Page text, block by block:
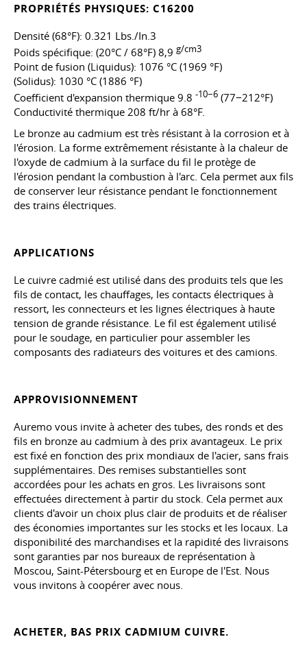
PROPRIÉTÉS PHYSIQUES: C16200
Densité (68°F): 0.321 Lbs./In.3
Poids spécifique: (20°C / 68°F) 8,9 g/cm3
Point de fusion (Liquidus): 1076 °C (1969 °F)
(Solidus): 1030 °C (1886 °F)
Coefficient d'expansion thermique 9.8 -10−6 (77−212°F)
Conductivité thermique 208 ft/hr à 68°F.
Le bronze au cadmium est très résistant à la corrosion et à
l'érosion. La forme extrêmement résistante à la chaleur de
l'oxyde de cadmium à la surface du fil le protège de
l'érosion pendant la combustion à l'arc. Cela permet aux fils
de conserver leur résistance pendant le fonctionnement
des trains électriques.
APPLICATIONS
Le cuivre cadmié est utilisé dans des produits tels que les
fils de contact, les chauffages, les contacts électriques à
ressort, les connecteurs et les lignes électriques à haute
tension de grande résistance. Le fil est également utilisé
pour le soudage, en particulier pour assembler les
composants des radiateurs des voitures et des camions.
APPROVISIONNEMENT
Auremo vous invite à acheter des tubes, des ronds et des
fils en bronze au cadmium à des prix avantageux. Le prix
est fixé en fonction des prix mondiaux de l'acier, sans frais
supplémentaires. Des remises substantielles sont
accordées pour les achats en gros. Les livraisons sont
effectuées directement à partir du stock. Cela permet aux
clients d'avoir un choix plus clair de produits et de réaliser
des économies importantes sur les stocks et les locaux. La
disponibilité des marchandises et la rapidité des livraisons
sont garanties par nos bureaux de représentation à
Moscou, Saint-Pétersbourg et en Europe de l'Est. Nous
vous invitons à coopérer avec nous.
ACHETER, BAS PRIX CADMIUM CUIVRE.